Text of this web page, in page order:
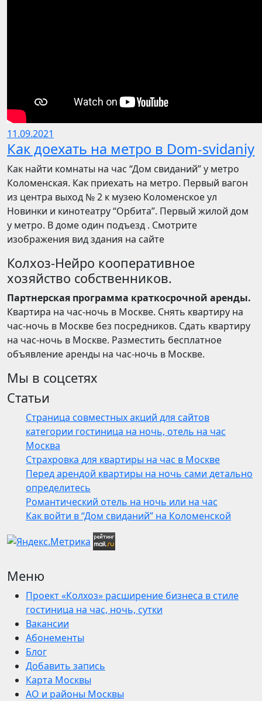
11.09.2021
Как доехать на метро в Dom-svidaniy
Как найти комнаты на час “Дом свиданий” у метро
Коломенская. Как приехать на метро. Первый вагон
из центра выход № 2 к музею Коломенское ул
Новинки и кинотеатру “Орбита”. Первый жилой дом
у метро. В доме один подъезд . Смотрите
изображения вид здания на сайте
Колхоз-Нейро кооперативное
хозяйство собственников.
Партнерская программа краткосрочной аренды.
Квартира на час-ночь в Москве. Снять квартиру на
час-ночь в Москве без посредников. Сдать квартиру
на час-ночь в Москве. Разместить бесплатное
объявление аренды на час-ночь в Москве.
Мы в соцсетях
Статьи
Страница совместных акций для сайтов
категории гостиница на ночь, отель на час
Москва
Страхровка для квартиры на час в Москве
Перед арендой квартиры на ночь сами детально
определитесь
Романтический отель на ночь или на час
Как войти в “Дом свиданий” на Коломенской
Меню
Проект «Колхоз» расширение бизнеса в стиле
гостиница на час, ночь, сутки
Вакансии
Абонементы
Блог
Добавить запись
Карта Москвы
АО и районы Москвы